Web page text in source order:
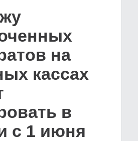
на
кассах
в
с 1 июня